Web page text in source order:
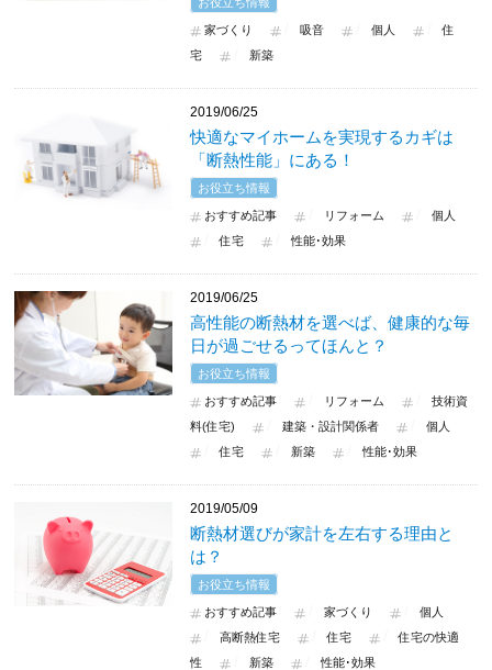
家づくり 吸音 個人
住
宅
新築
2019/06/25
快適なマイホームを実現するカギは
「断熱性能」にある！
お役立ち情報
おすすめ記事 リフォーム
個人
住宅
性能･効果
2019/06/25
高性能の断熱材を選べば、健康的な毎
日が過ごせるってほんと？
お役立ち情報
おすすめ記事 リフォーム
技術資
料(住宅)
建築・設計関係者
個人
住宅
新築 性能･効果
2019/05/09
断熱材選びが家計を左右する理由と
は？
お役立ち情報
おすすめ記事 家づくり
個人
高断熱住宅
住宅
住宅の快適
性
新築 性能･効果